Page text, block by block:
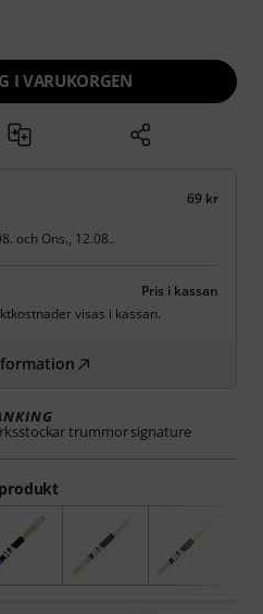
I VARUKORGEN
69 kr
och Ons., 12.08..
Pris i kassan
visas i kassan.
trummor signature